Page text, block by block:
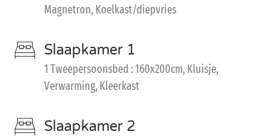
Magnetron, Koelkast/diepvries
Slaapkamer 1
1 Tweepersoonsbed : 160x200cm, Kluisje,
Verwarming, Kleerkast
Slaapkamer 2